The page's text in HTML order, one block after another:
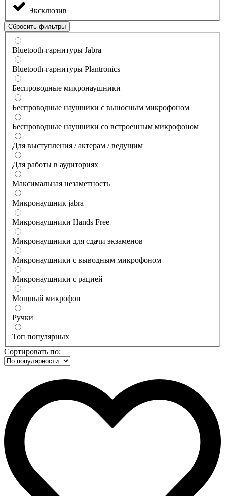
Эксклюзив
Сбросить фильтры
Bluetooth-гарнитуры Jabra
Bluetooth-гарнитуры Plantronics
Беспроводные микронаушники
Беспроводные наушники с выносным микрофоном
Беспроводные наушники со встроенным микрофоном
Для выступления / актерам / ведущим
Для работы в аудиториях
Максимальная незаметность
Микронаушник jabra
Микронаушники Hands Free
Микронаушники для сдачи экзаменов
Микронаушники с выводным микрофоном
Микронаушники с рацией
Мощный микрофон
Ручки
Топ популярных
Сортировать по: